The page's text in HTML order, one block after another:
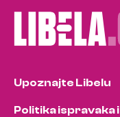
Upoznajte Libelu
Politika ispravaka i